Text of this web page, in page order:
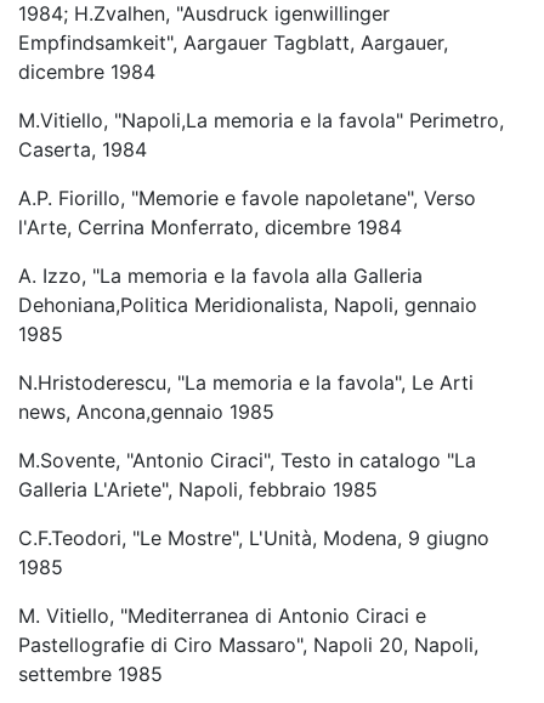
1984; H.Zvalhen, "Ausdruck igenwillinger
Empfindsamkeit", Aargauer Tagblatt, Aargauer,
dicembre 1984
M.Vitiello, "Napoli,La memoria e la favola" Perimetro,
Caserta, 1984
A.P. Fiorillo, "Memorie e favole napoletane", Verso
l'Arte, Cerrina Monferrato, dicembre 1984
A. Izzo, "La memoria e la favola alla Galleria
Dehoniana,Politica Meridionalista, Napoli, gennaio
1985
N.Hristoderescu, "La memoria e la favola", Le Arti
news, Ancona,gennaio 1985
M.Sovente, "Antonio Ciraci", Testo in catalogo "La
Galleria L'Ariete", Napoli, febbraio 1985
C.F.Teodori, "Le Mostre", L'Unità, Modena, 9 giugno
1985
M. Vitiello, "Mediterranea di Antonio Ciraci e
Pastellografie di Ciro Massaro", Napoli 20, Napoli,
settembre 1985